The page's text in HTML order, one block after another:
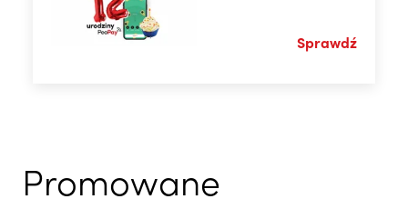
Sprawdź
Promowane